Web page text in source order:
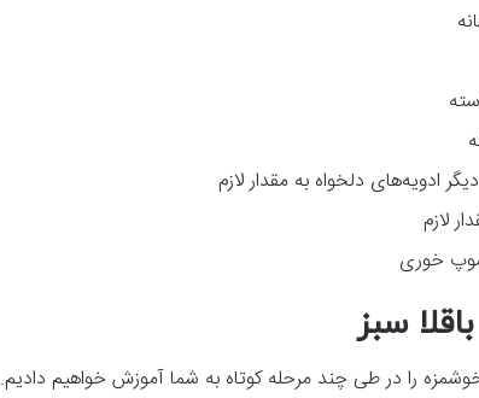
ادویه‌های دلخواه به مقدار لازم
لازم
سبز
خوشمزه را در طی چند مرحله کوتاه به شما آموزش خواهیم دادیم.